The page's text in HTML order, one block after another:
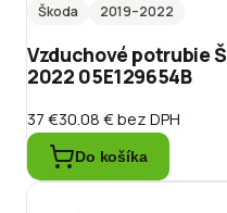
Škoda
2019–2022
Vzduchové potrubie
2022 05E129654B
37 €30.08 €bez DPH
Do košíka